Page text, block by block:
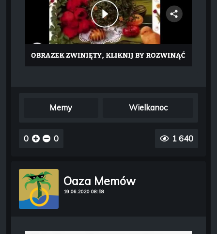
Memy Wielkanoc
0 0 1 640
Oaza Memów
19.06.2020 08:58